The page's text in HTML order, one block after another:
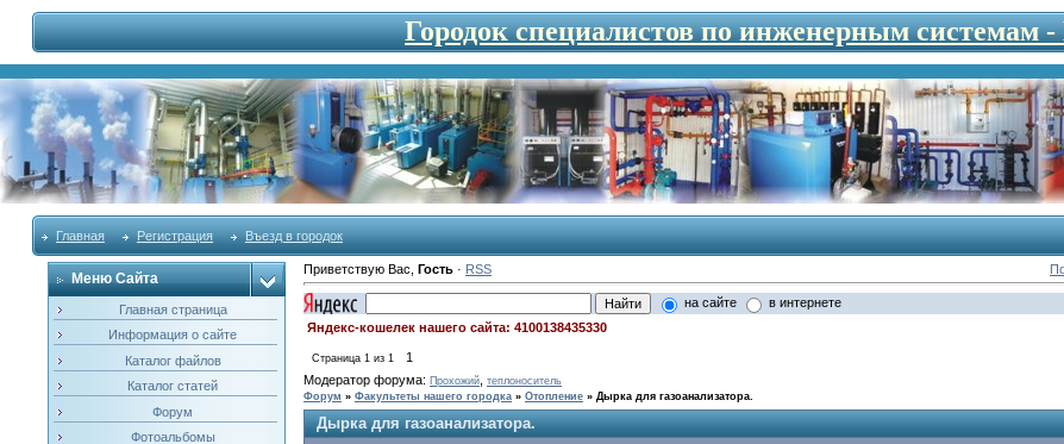
Городок специалистов по инженерным
Главная Регистрация Въезд в городок
Меню Сайта
Главная страница
Информация о сайте
Каталог файлов
Каталог статей
Форум
Фотоальбомы
Приветствую Вас Гость· RSS
на сайте в интернете
Яндекс-кошелек нашего сайта: 4100138435330
Страница 1 из 1
1
Модератор форума: Прохожий, теплоноситель
Форум » Факультеты нашего городка » Отопление » Дырка для газоанализатора.
Дырка для газоанализатора.